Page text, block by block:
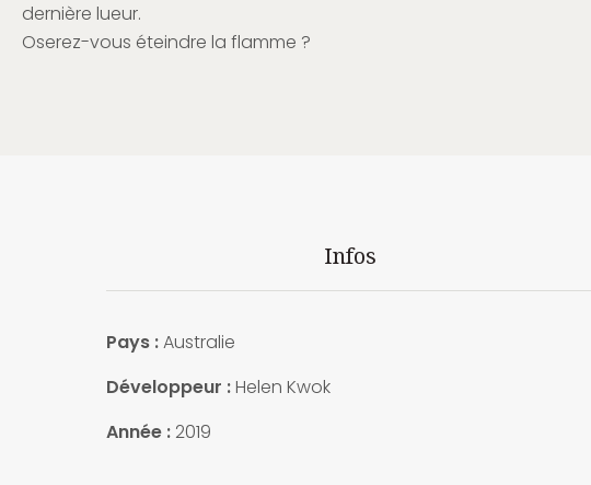
dernière lueur.
Oserez-vous éteindre la flamme ?
Infos
Pays :Australie
Développeur :Helen Kwok
Année : 2019